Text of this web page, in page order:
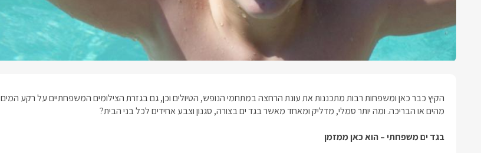
הקיץ כבר כאן ומשפחות רבות מתכננות את עונת הרחצה במתחמי הנופש, הטיולים וכן, גם בגזרת הצילומים המשפחתיים על רקע המים
מהים או הבריכה. ומה יותר סמלי, מדליק ומאחד מאשר בגד ים בצורה, סגנון וצבע אחידים לכל בני הבית?
בגד ים משפחתי – הוא כאן ממזמן